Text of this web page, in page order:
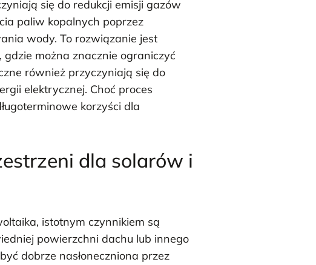
się do redukcji emisji gazów
paliw kopalnych poprzez
wody. To rozwiązanie jest
gdzie można znacznie ograniczyć
również przyczyniają się do
elektrycznej. Choć proces
korzyści dla
dla solarów i
istotnym czynnikiem są
powierzchni dachu lub innego
dobrze nasłoneczniona przez